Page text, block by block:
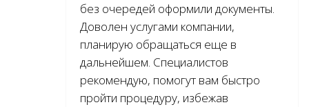
без очередей оформили документы.
Доволен услугами компании,
планирую обращаться еще в
дальнейшем. Специалистов
рекомендую, помогут вам быстро
пройти процедуру, избежав